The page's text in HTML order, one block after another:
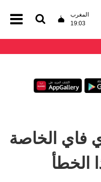
المغرب
19:03
فاي الخاصة
الخطأ